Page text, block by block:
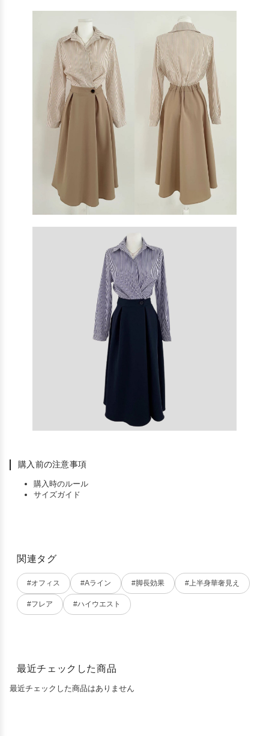
購入前の注意事項
購入時のルール
サイズガイド
関連タグ
#オフィス #Aライン #脚長効果 #上半身華奢見え
#フレア #ハイウエスト
最近チェックした商品
最近チェックした商品はありません